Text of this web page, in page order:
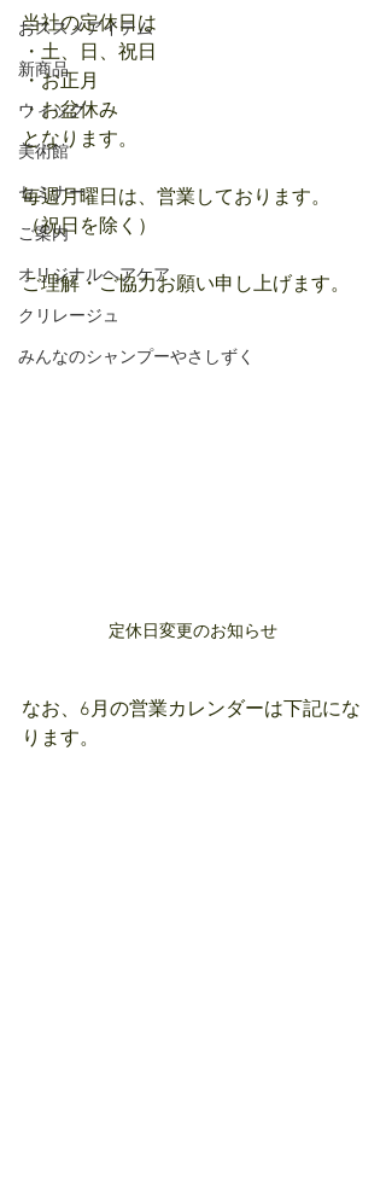
おススメアイテム
新商品
ウィッグ
美術館
セミナー
ご案内
オリジナルヘアケア
クリレージュ
みんなのシャンプーやさしずく
当社の定休日は
・土、日、祝日
・お正月
・お盆休み
となります。
毎週月曜日は、営業しております。
（祝日を除く）
ご理解・ご協力お願い申し上げます。
定休日変更のお知らせ
なお、6月の営業カレンダーは下記にな
ります。